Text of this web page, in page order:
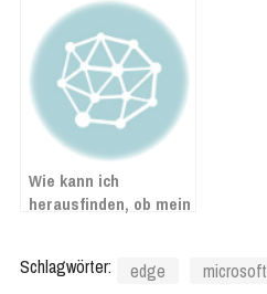
Wie kann ich
herausfinden, ob mein
betroffen ist?
Schlagwörter: edge microsoft